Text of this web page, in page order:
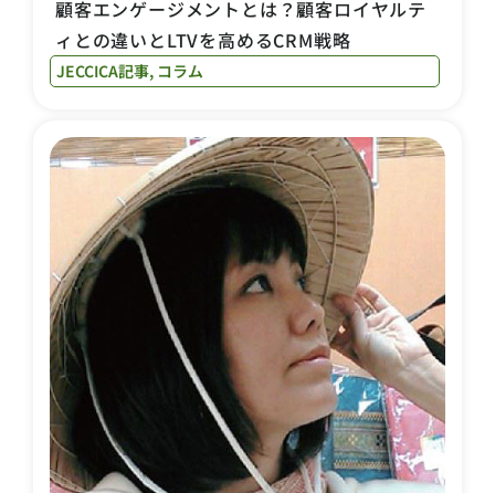
顧客エンゲージメントとは？顧客ロイヤルテ
ィとの違いとLTVを高めるCRM戦略
JECCICA記事, コラム